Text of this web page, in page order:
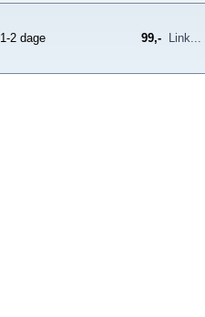
1-2 dage 99,- Link...